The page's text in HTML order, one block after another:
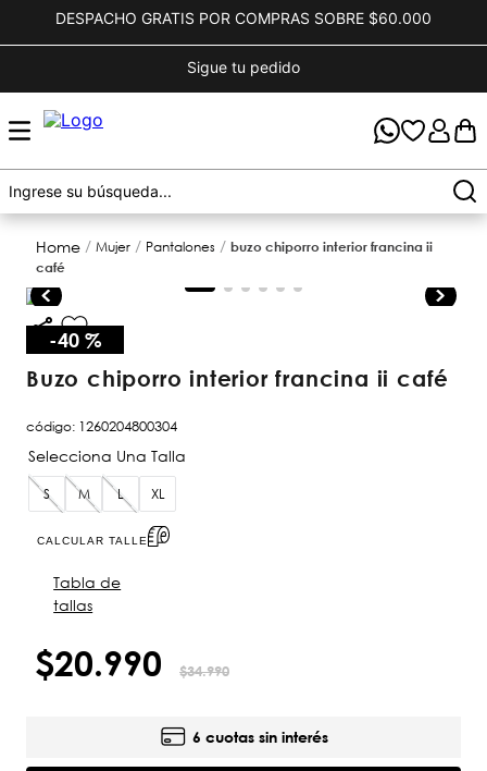
DESPACHO GRATIS POR COMPRAS SOBRE $60.000
Sigue tu pedido
mujer pantalones
buzo chiporro interior francina ii
café
-40 %
buzo chiporro interior francina ii café
código: 1260204800304
S M L XL
CALCULAR TALLE
Tabla de
tallas
$20.990 $34.990
6 cuotas sin interés